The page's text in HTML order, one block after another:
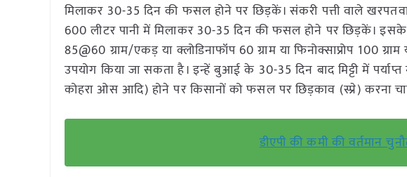
मिलाकर 30-35 दिन की फसल होने पर छिड़कें। संकरी पत्ती वाले
600 लीटर पानी में मिलाकर 30-35 दिन की फसल होने पर छिड़कें।
85@60 ग्राम/एकड़ या क्लोडिनाफॉप 60 ग्राम या फिनोक्साप्रोप 100
उपयोग किया जा सकता है। इन्हें बुआई के 30-35 दिन बाद मिट्टी में
कोहरा ओस आदि) होने पर किसानों को फसल पर छिड़काव (स्प्रे) करना
डीएपी की कमी की वर्तमान